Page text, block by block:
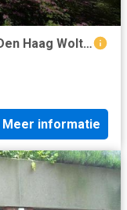
Richard Holstraat 93, Galerijflat in Den Haag Wolters Housing
Meer informatie